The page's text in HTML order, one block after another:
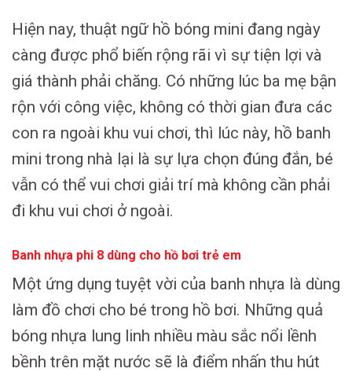
Hiện nay, thuật ngữ hồ bóng mini đang ngày
càng được phổ biến rộng rãi vì sự tiện lợi và
giá thành phải chăng. Có những lúc ba mẹ bận
rộn với công việc, không có thời gian đưa các
con ra ngoài khu vui chơi, thì lúc này, hồ banh
mini trong nhà lại là sự lựa chọn đúng đắn, bé
vẫn có thể vui chơi giải trí mà không cần phải
đi khu vui chơi ở ngoài.
Banh nhựa phi 8 dùng cho hồ bơi trẻ em
Một ứng dụng tuyệt vời của banh nhựa là dùng
làm đồ chơi cho bé trong hồ bơi. Những quả
bóng nhựa lung linh nhiều màu sắc nổi lềnh
bềnh trên mặt nước sẽ là điểm nhấn thu hút